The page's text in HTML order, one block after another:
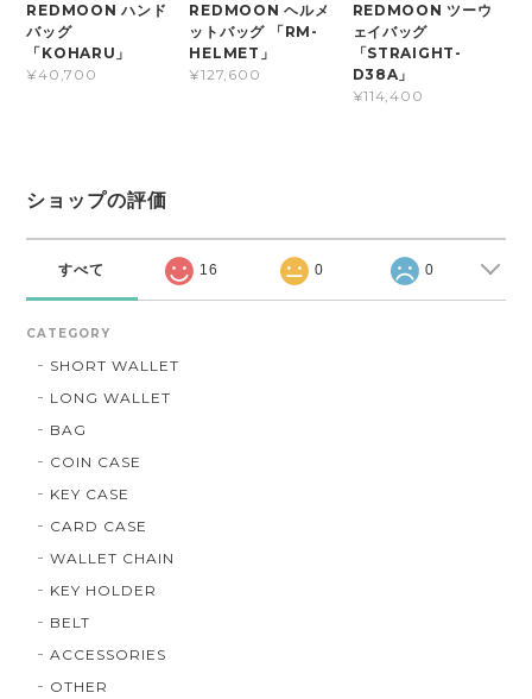
REDMOON ハンド
バッグ
「KOHARU」
¥40,700
REDMOON ヘルメ
ットバッグ 「RM-
HELMET」
¥127,600
REDMOON ツーウ
ェイバッグ
「STRAIGHT-
D38A」
¥114,400
ショップの評価
すべて 16 0 0
CATEGORY
SHORT WALLET
LONG WALLET
BAG
COIN CASE
KEY CASE
CARD CASE
WALLET CHAIN
KEY HOLDER
BELT
ACCESSORIES
OTHER